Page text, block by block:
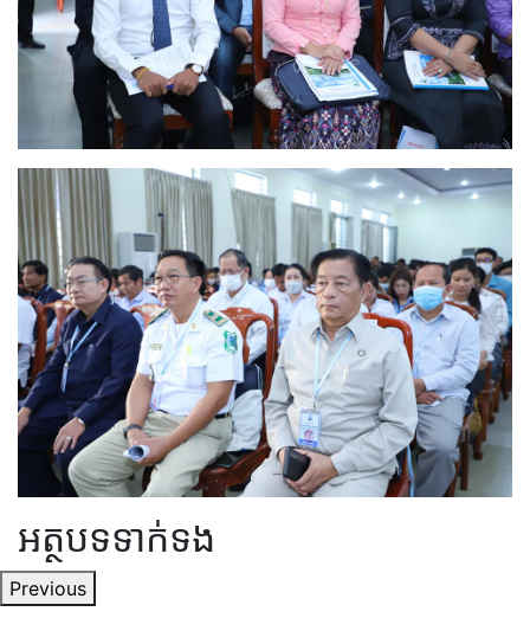
អត្ថបទទាក់ទង
Previous